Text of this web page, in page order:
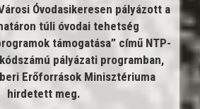
Óvodasikeresen pályázott a
túli óvodai tehetség
támogatása” című NTP-
pályázati programban,
Erőforrások Minisztériuma
hirdetett meg.